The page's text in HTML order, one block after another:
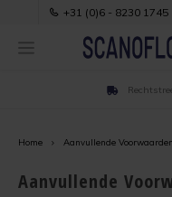
Hoofdmenu
Hoofdmenu /
Hoofdmenu /
+31 (0)6 - 8230 1745
Home Aanvullende Voorwaarden
Aanvullende